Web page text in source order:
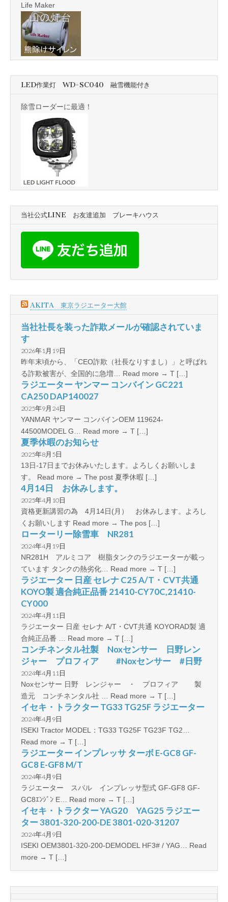
Life Maker
LED作業灯 WD-SC040 融雪機能付き
除雪ローダーに最適！
当社公式LINE お友達追加 ブレーキハウス
AKITA 東京ラジエーター大館
当社社長を装った詐欺メールが確認されていま
す
2026年1月19日
昨年末頃から、「CEO詐欺（社長なりすまし）」と呼ばれ
る詐欺被害が、全国的に急増… Read more → T […]
ラジエーター ヤンマー コンバイン GC221
CA250 DAP140027
2025年9月24日
YANMAR ヤンマー コンバインOEM 119624-
44500MODEL G… Read more → T […]
夏季休暇のお知らせ
2025年8月5日
13日-17日までお休みいたします。よろしくお願いしま
す。 Read more → The post 夏季休暇 […]
4月14日 お休みします。
2025年4月10日
資格更新講習の為 4月14日(月） お休みします。よろし
くお願いします Read more → The pos […]
ローターリー除雪車 NR281
2024年4月19日
NR281H アルミコア 樹脂タンクのラジエーターが載っ
ています タンクの熱劣化… Read more → T […]
ラジエーター 日産 セレナ C25 A/T・CVT共通
KOYO製 適合純正品番 21410-CY70C,21410-
CY000
2024年4月11日
ラジエーター 日産 セレナ A/T・CVT共通 KOYORAD製 適
合純正品番 … Read more → T […]
コンチネンタル社製 Noxセンサー 日野レン
ジャー プロフィア #Noxセンサー #日野
2024年4月11日
Noxセンサー 日野 レンジャー ・ プロフィア 製
造元 コンチネンタル社 … Read more → T […]
イセキ・トラクター TG33 TG25F ラジエーター
2024年4月9日
ISEKI Tractor MODEL：TG33 TG25F TG23F TG2…
Read more → T […]
ラジエーター インプレッサ ターボ E-GC8 GF-
GC8 E-GF8 M/T
2024年4月9日
ラジエーター スバル インプレッサ型式 GF-GF8 GF-
GC8ｴﾝｼﾞﾝ E… Read more → T […]
イセキ・トラクター YAG20 YAG25 ラジエー
ター 3801-320-200-DE 3801-020-31207
2024年4月9日
ISEKI OEM3801-320-200-DEMODEL HF3# / YAG… Read
more → T […]